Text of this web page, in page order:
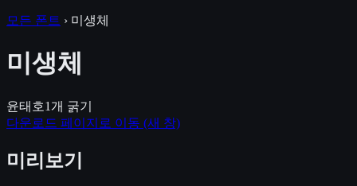
모든 폰트 › 미생체
미생체
윤태호1 개 굵기
다운로드 페이지로 이동 (새 창)
미리보기